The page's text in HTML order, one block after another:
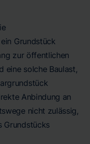
Grundstück
zur öffentlichen
eine solche Baulast,
Anbindung an
nicht zulässig,
Grundstücks